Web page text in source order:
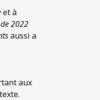
et à
2022
aussi a
aux